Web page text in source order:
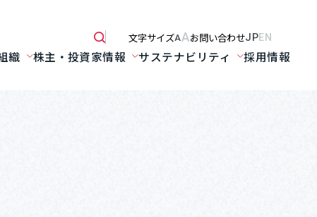
文字サイズAAお問い合わせJPEN
織 株主・投資家情報 サステナビリティ 採用情報